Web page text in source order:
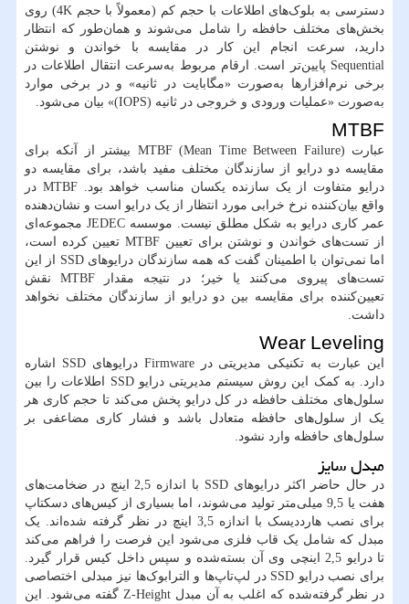
دسترسی به بلوک‌های اطلاعات با حجم کم (معمولاً با حجم 4K) روی
بخش‌های مختلف حافظه را شامل می‌شوند و همان‌طور که انتظار
دارید، سرعت انجام این کار در مقایسه با خواندن و نوشتن
Sequential پایین‌تر است. ارقام مربوط به‌سرعت انتقال اطلاعات در
برخی نرم‌افزارها به‌صورت «مگابایت در ثانیه» و در برخی موارد
به‌صورت «عملیات ورودی و خروجی در ثانیه (IOPS)» بیان می‌شود.
MTBF
عبارت (MTBF (Mean Time Between Failure بیشتر از آنکه برای
مقایسه دو درایو از سازندگان مختلف مفید باشد، برای مقایسه دو
درایو متفاوت از یک سازنده یکسان مناسب خواهد بود. MTBF در
واقع بیان‌کننده نرخ خرابی مورد انتظار از یک درایو است و نشان‌دهنده
عمر کاری درایو به شکل مطلق نیست. موسسه JEDEC مجموعه‌ای
از تست‌های خواندن و نوشتن برای تعیین MTBF تعیین کرده است،
اما نمی‌توان با اطمینان گفت که همه سازندگان درایو‌های SSD از این
تست‌های پیروی می‌کنند یا خیر؛ در نتیجه مقدار MTBF نقش
تعیین‌کننده برای مقایسه بین دو درایو از سازندگان مختلف نخواهد
داشت.
Wear Leveling
این عبارت به تکنیکی مدیریتی در Firmware درایوهای SSD اشاره
دارد. به کمک این روش سیستم مدیریتی درایو SSD اطلاعات را بین
سلول‌های مختلف حافظه در کل درایو پخش می‌کند تا حجم کاری هر
یک از سلول‌های حافظه متعادل باشد و فشار کاری مضاعفی بر
سلول‌های حافظه وارد نشود.
مبدل سایز
در حال حاضر اکثر درایوهای SSD با اندازه 2,5 اینچ در ضخامت‌های
هفت یا 9,5 میلی‌متر تولید می‌شوند، اما بسیاری از کیس‌های دسکتاپ
برای نصب هارددیسک با اندازه 3,5 اینچ در نظر گرفته شده‌اند. یک
مبدل که شامل یک قاب فلزی می‌شود این فرصت را فراهم می‌کند
تا درایو 2,5 اینچی وی آن بسته‌شده و سپس داخل کیس قرار گیرد.
برای نصب درایو SSD در لپ‌تاپ‌ها و الترابوک‌ها نیز مبدلی اختصاصی
در نظر گرفته‌شده که اغلب به آن مبدل Z-Height گفته می‌شود. این